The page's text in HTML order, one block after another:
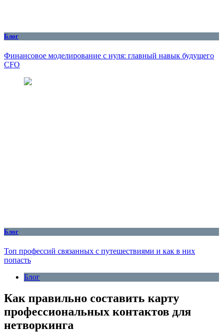
Блог
Финансовое моделирование с нуля: главный навык будущего
CFO
Блог
Топ профессий связанных с путешествиями и как в них
попасть
Блог
Как правильно составить карту
профессиональных контактов для
нетворкинга